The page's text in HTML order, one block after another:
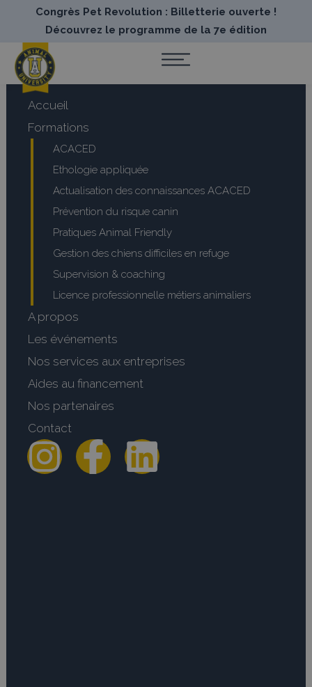
Congrès Pet Revolution : Billetterie ouverte !
Découvrez le programme de la 7e édition
Accueil
Formations
ACACED
Ethologie appliquée
Actualisation des connaissances ACACED
Prévention du risque canin
Pratiques Animal Friendly
Gestion des chiens difficiles en refuge
Supervision & coaching
Licence professionnelle métiers animaliers
A propos
Les événements
Nos services aux entreprises
Aides au financement
Nos partenaires
Contact